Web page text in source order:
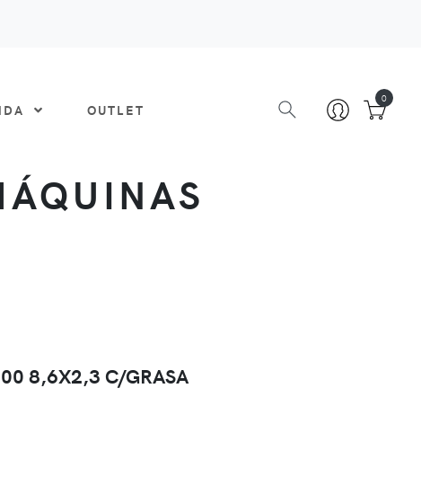
OUTLET
0
8,6X2,3 C/GRASA